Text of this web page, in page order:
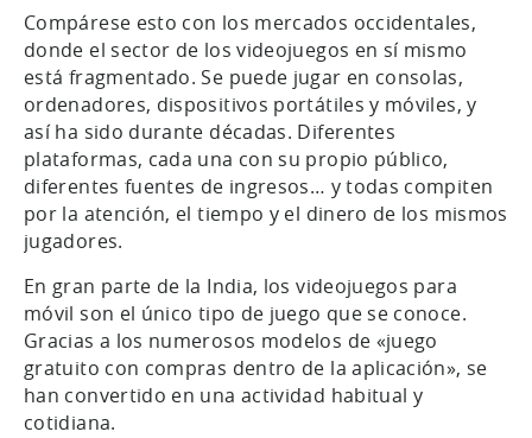
Compárese esto con los mercados occidentales,
donde el sector de los videojuegos en sí mismo
está fragmentado. Se puede jugar en consolas,
ordenadores, dispositivos portátiles y móviles, y
así ha sido durante décadas. Diferentes
plataformas, cada una con su propio público,
diferentes fuentes de ingresos… y todas compiten
por la atención, el tiempo y el dinero de los mismos
jugadores.
En gran parte de la India, los videojuegos para
móvil son el único tipo de juego que se conoce.
Gracias a los numerosos modelos de «juego
gratuito con compras dentro de la aplicación», se
han convertido en una actividad habitual y
cotidiana.